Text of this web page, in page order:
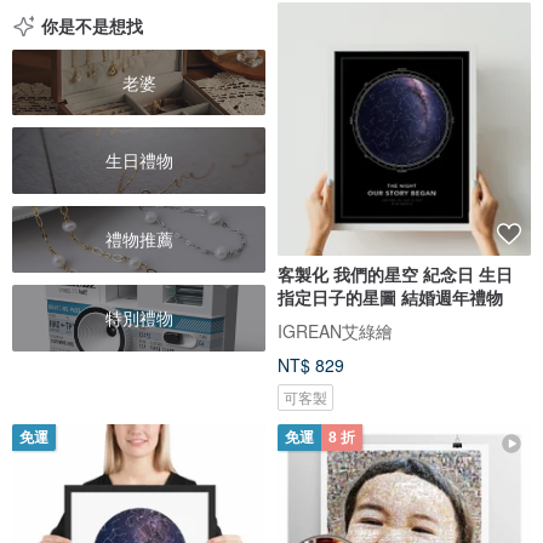
你是不是想找
老婆
生日禮物
禮物推薦
特別禮物
客製化 我們的星空 紀念日 生日
指定日子的星圖 結婚週年禮物
IGREAN艾綠繪
NT$ 829
可客製
免運 免運 8 折